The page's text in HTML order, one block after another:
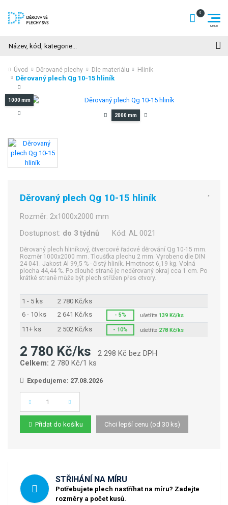
Úvod Děrované plechy Dle materiálu Hliník
Děrovaný plech Qg 10-15 hliník
1000 mm
2000 mm
Děrovaný plech Qg 10-15 hliník
Rozměr: 2x1000x2000 mm
Dostupnost: do 3 týdnů Kód: AL 0021
Děrovaný plech hliníkový, čtvercové řadové děrování Qg 10-15 mm.
Rozměr 1000x2000 mm. Tloušťka plechu 2 mm. Vyrobeno dle DIN
24 041. Jakost Al 99,5 % - čistý hliník. Hmotnost 6,19 kg. Volná
plocha 44,44 %. Po dlouhé straně je neděrovaný okraj cca 1 cm. Po
krátké straně může být plech střižen přes otvory.
1 - 5 ks
2 780 Kč/ks
6 - 10 ks
2 641 Kč/ks - 5% ušetříte 139 Kč/ks
11+ ks 2 502 Kč/ks - 10% ušetříte 278 Kč/ks
2 780 Kč/ks
2 298 Kč bez DPH
Celkem: 2 780 Kč/1 ks
Expedujeme: 27.08.2026
Počet
Přidat do košíku Chci lepší cenu (od 30 ks)
STŘIHÁNÍ NA MÍRU
Potřebujete plech nastříhat na míru? Zadejte
rozměry a počet kusů.